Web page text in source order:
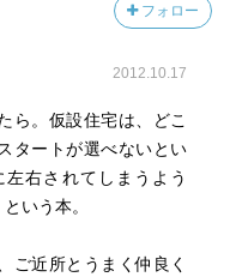
フォロー
2012.10.17
ら。仮設住宅は、どこ
タートが選べないとい
右されてしまうよう
いう本。
ご近所とうまく仲良く